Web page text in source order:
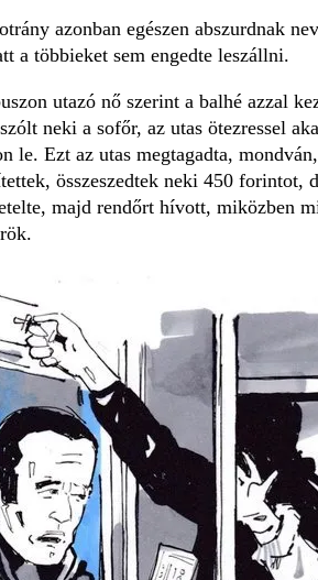
azonban egészen abszurdnak
a többieket sem engedte leszállni.
utazó nő szerint a balhé azzal
neki a sofőr, az utas ötezressel
le. Ezt az utas megtagadta,
összeszedtek neki 450
majd rendőrt hívott, miközben